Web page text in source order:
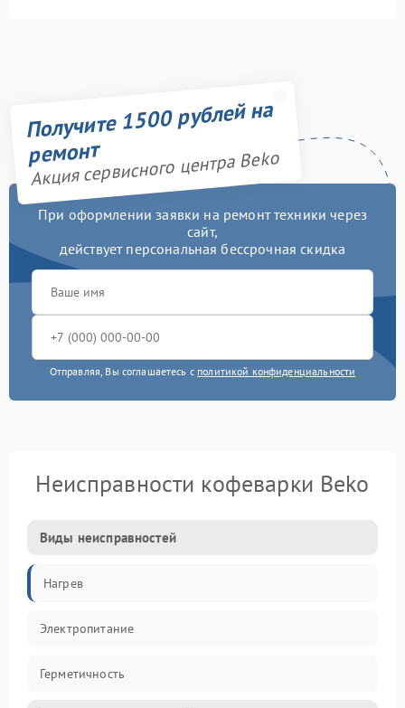
Получите 1500 рублей на
ремонт
Акция сервисного центра Beko
При оформлении заявки на ремонт техники через
сайт,
действует персональная бессрочная скидка
Отправляя, Вы соглашаетесь с политикой конфиденциальности
Неисправности кофеварки Beko
Виды неисправностей
Нагрев
Электропитание
Герметичность